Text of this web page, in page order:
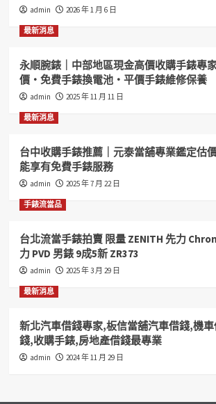
款
薦
店
和
您
的
好
居
機
車
借
錢
錶
歡
迎
admin 2026 年 1 月 6 日
最新消息
永順腕錶｜中部地區現金高價收購手錶專
價・免費手錶換電池・平價手錶維修保養
admin 2025 年 11 月 11 日
最新消息
台中收購手錶推薦｜元泰當舖專業鑑定估
能享有免費手錶服務
admin 2025 年 7 月 22 日
手錶流當品
台北流當手錶拍賣 限量 ZENITH 先力
力 PVD 男錶 9成5新 ZR373
admin 2025 年 3 月 29 日
最新消息
新北汽車借錢專家,板信當舖汽車借錢,機
錢,收購手錶,房地產借錢最專業
admin 2024 年 11 月 29 日